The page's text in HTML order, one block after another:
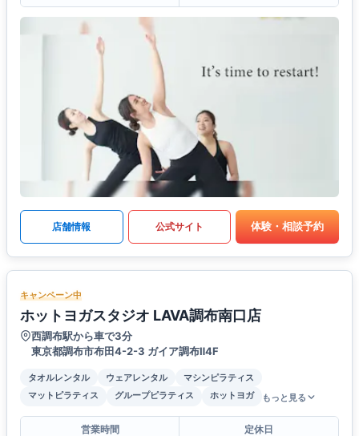
店舗情報 公式サイト 体験・相談予約
キャンペーン中
ホットヨガスタジオ LAVA調布南口店
西調布駅から車で3分
東京都調布市布田4-2-3 ガイア調布Ⅱ4F
タオルレンタル ウェアレンタル
マシンピラティス
マットピラティス
グループピラティス ホットヨガ もっと見る
営業時間
定休日